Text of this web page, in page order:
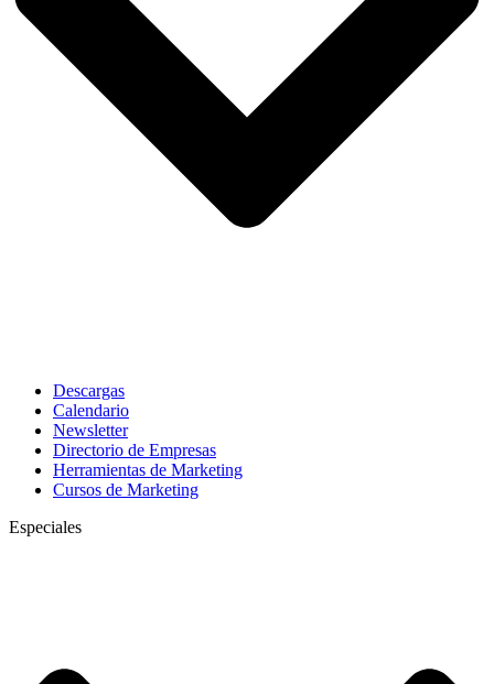
Descargas
Calendario
Newsletter
Directorio de Empresas
Herramientas de Marketing
Cursos de Marketing
Especiales